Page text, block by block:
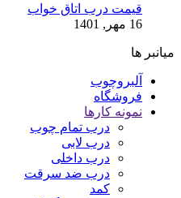
قیمت درب اتاق خواب
16 مهر, 1401
میانبر ها
آلبروچوب
فروشگاه
نمونه کارها
درب تمام چوب
درب لابی
درب داخلی
درب ضد سرقت
کمد